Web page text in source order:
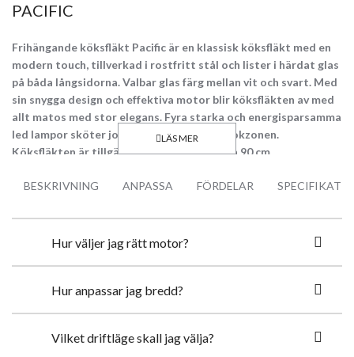
PACIFIC
Frihängande köksfläkt Pacific är en klassisk köksfläkt med en
modern touch, tillverkad i rostfritt stål och lister i härdat glas
på båda långsidorna. Valbar glas färg mellan vit och svart. Med
sin snygga design och effektiva motor blir köksfläkten av med
allt matos med stor elegans. Fyra starka och energisparsamma
led lampor sköter jobbet att belysa hela kokzonen.
Köksfläkten är tillgänglig i bredd 60 cm och 90 cm.
Topp Egenskaper:
Tyst 4 stegs GPE motor (3 steg + 1 boost läge)
Med en kapacitet upp till 768 m3/h klarar köksfläkten filtrera
bort all matos
Anpassad för både frånluft och recirkulation drift
Energisparsam LED spottar (4000K) 4 x 2W
Fjärrkontroll
BESKRIVNING ANPASSA FÖRDELAR
Hur väljer jag rätt motor?
Hur anpassar jag bredd?
Vilket driftläge skall jag välja?